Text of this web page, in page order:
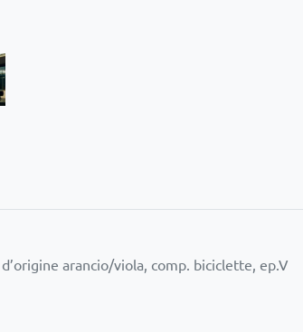
arancio/viola, comp. biciclette, ep.V